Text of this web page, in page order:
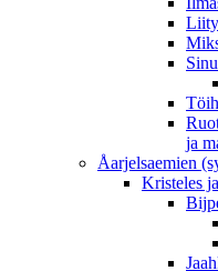
Liity
ja
Åarjelsaemien
Kristeles